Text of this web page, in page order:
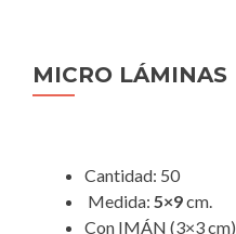
MICRO LÁMINAS
Cantidad: 50
Medida: 5×9cm.
Con IMÁN (3×3 cm)